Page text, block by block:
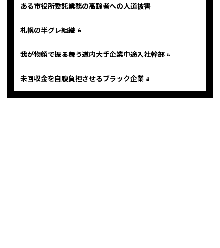
ある市役所委託業務の高齢者への人道被害
札幌の半グレ組織
我が物顔で振る舞う道内大手企業中途入社幹部
未回収金を自腹負担させるブラック企業